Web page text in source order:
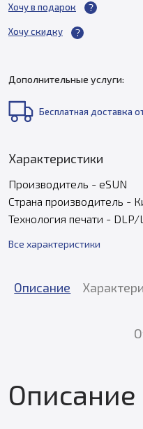
Хочу в подарок
Хочу скидку
Дополнительные услуги:
Бесплатная доставка
Характеристики
Производитель - eSUN
Страна производитель -
Технология печати - DLP/
Все характеристики
Описание
Описание